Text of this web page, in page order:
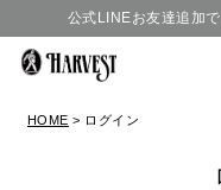
公式LINEお友達追加
HOME ログイン